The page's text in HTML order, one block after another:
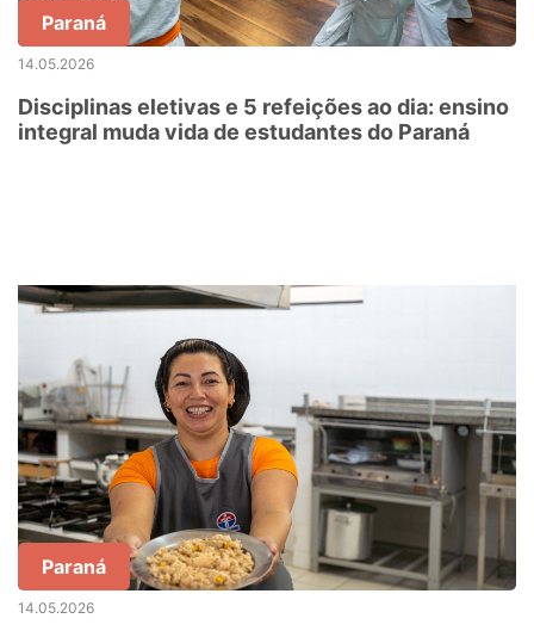
Paraná
14.05.2026
Disciplinas eletivas e 5 refeições ao dia: ensino
integral muda vida de estudantes do Paraná
Paraná
14.05.2026